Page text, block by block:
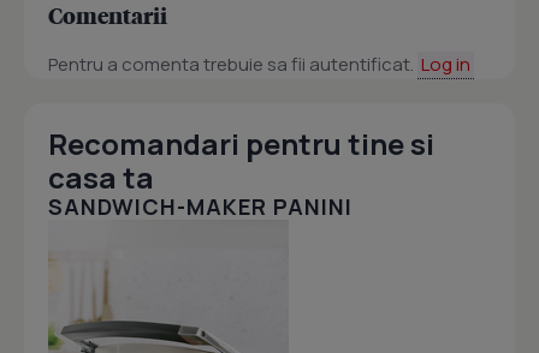
Comentarii
Pentru a comenta trebuie sa fii autentificat. Log in
Recomandari pentru tine si
casa ta
SANDWICH-MAKER PANINI